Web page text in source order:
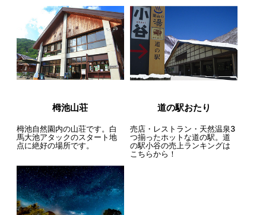
栂池山荘
栂池自然園内の山荘です。白
馬大池アタックのスタート地
点に絶好の場所です。
道の駅おたり
売店・レストラン・天然温泉3
つ揃ったホットな道の駅。道
の駅小谷の売上ランキングは
こちらから！